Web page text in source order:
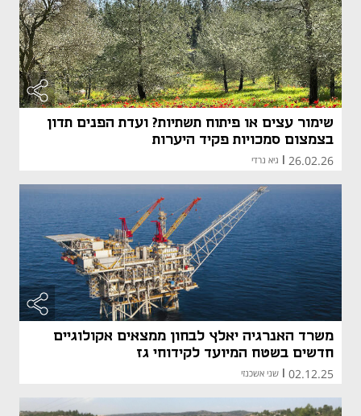
שימור עצים או פיתוח תשתיות? ועדת הפנים תדון
בצמצום סמכויות פקיד היערות
26.02.26 גיא נרדי
משרד האנרגיה יאלץ לבחון ממצאים אקולוגיים
חדשים בשטח המיועד לקידוחי גז
02.12.25 שני אשכנזי